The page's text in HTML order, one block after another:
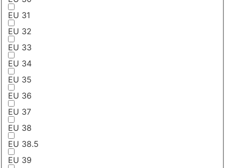
EU 31
EU 32
EU 33
EU 34
EU 35
EU 36
EU 37
EU 38
EU 38.5
EU 39